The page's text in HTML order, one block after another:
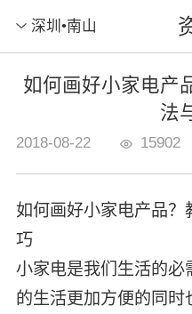
深圳•南山
如何画好小家电产
法
2018-08-22 15902
如何画好小家电产品？
巧
小家电是我们生活的必
的生活更加方便的同时